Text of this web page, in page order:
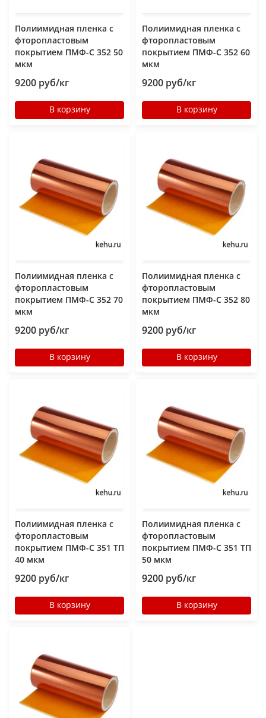
Полиимидная пленка с
фторопластовым
покрытием ПМФ-С 352 50
мкм
9200 руб/кг
В корзину
Полиимидная пленка с
фторопластовым
покрытием ПМФ-С 352 60
мкм
9200 руб/кг
В корзину
Полиимидная пленка с
фторопластовым
покрытием ПМФ-С 352 70
мкм
9200 руб/кг
В корзину
Полиимидная пленка с
фторопластовым
покрытием ПМФ-С 352 80
мкм
9200 руб/кг
В корзину
Полиимидная пленка с
фторопластовым
покрытием ПМФ-С 351 ТП
40 мкм
9200 руб/кг
В корзину
Полиимидная пленка с
фторопластовым
покрытием ПМФ-С 351 ТП
50 мкм
9200 руб/кг
В корзину